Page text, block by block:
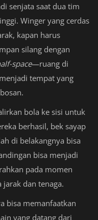
senjata saat dua tim
Winger yang cerdas
kapan harus
silang dengan
space—ruang di
tempat yang
bola ke sisi untuk
berhasil, bek sayap
di belakangnya bisa
bisa menjadi
pada momen
dan tenaga.
bisa memanfaatkan
yang datang dari